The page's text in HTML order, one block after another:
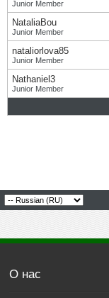
Junior Member
NataliaBou
Junior Member
nataliorlova85
Junior Member
Nathaniel3
Junior Member
О нас